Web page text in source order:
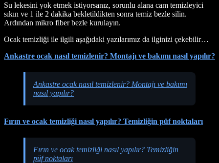
Su lekesini yok etmek istiyorsanız, sorunlu alana cam temizleyici
sıkın ve 1 ile 2 dakika bekletildikten sonra temiz bezle silin.
Ardından mikro fiber bezle kurulayın.
Ocak temizliği ile ilgili aşağıdaki yazılarımız da ilginizi çekebilir…
Ankastre ocak nasıl temizlenir? Montajı ve bakımı nasıl yapılır?
Ankastre ocak nasıl temizlenir? Montajı ve bakımı
nasıl yapılır?
Fırın ve ocak temizliği nasıl yapılır? Temizliğin püf noktaları
Fırın ve ocak temizliği nasıl yapılır? Temizliğin
püf noktaları